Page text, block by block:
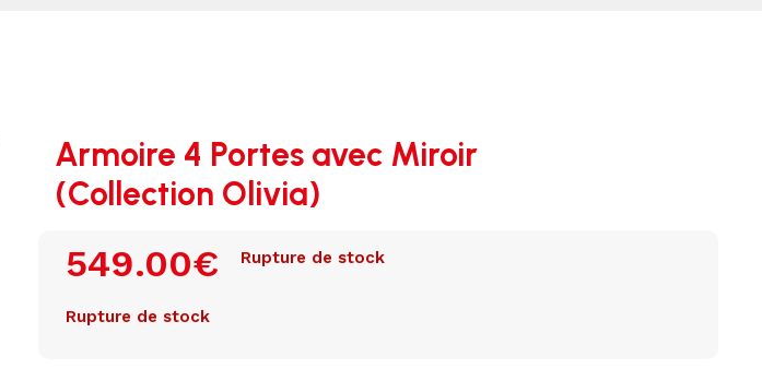
Armoire 4 Portes avec Miroir
(Collection Olivia)
549.00€ Rupture de stock
Rupture de stock